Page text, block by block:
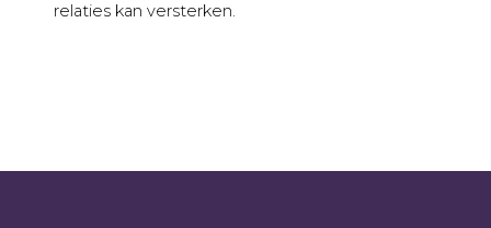
relaties kan versterken.